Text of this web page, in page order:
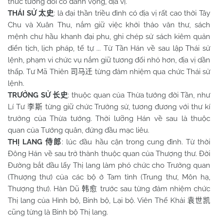
THÁI SỬ 太史: là đại thần triều đình có địa vị rất cao thời Tây
Chu và Xuân Thu, nắm giữ việc khởi thảo văn thư, sách
mệnh chư hầu khanh đại phu, ghi chép sử sách kiêm quản
điển tịch, lịch pháp, tế tự ... Từ Tần Hán về sau lập Thái sử
lệnh, phạm vi chức vụ nắm giữ tương đối nhỏ hơn, địa vị dần
thấp. Tư Mã Thiên 司马迁 từng đảm nhiệm qua chức Thái sử
lệnh.
TRƯỞNG SỬ长史: thuộc quan của Thừa tướng đời Tần, như
Lí Tư 李斯 từng giữ chức Trưởng sử, tương đương với thư kí
trưởng của Thừa tướng. Thời lưỡng Hán về sau là thuộc
quan của Tướng quân, đứng đầu mạc liêu.
THỊ LANG侍郎: lúc đầu hầu cận trong cung đình. Từ thời
Đông Hán về sau trở thành thuộc quan của Thượng thư. Đời
Đường bắt đầu lấy Thị lang làm phó chức cho Trưởng quan
(Thượng thư) của các bộ ở Tam tỉnh (Trung thư, Môn hạ,
Thượng thư). Hàn Dũ韩愈 trước sau từng đảm nhiệm chức
Thị lang của Hình bộ, Binh bộ, Lại bộ. Viên Thế Khải 袁世凯
cũng từng là Binh bộ Thị lang.